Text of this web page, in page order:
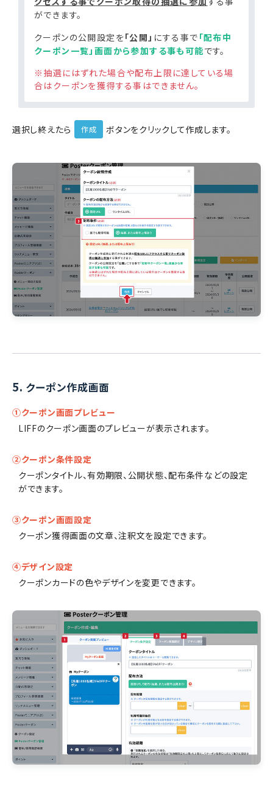
ができます。
クーポンの公開設定を「公開」 にする事で 「配布中
クーポン一覧」画面から参加する事も可能です。
※抽選にはずれた場合や配布上限に達している場
合はクーポンを獲得する事はできません。
選択し終えたら 作成 ボタンをクリックして作成します。
5. クーポン作成画面
①クーポン画面プレビュー
LIFFのクーポン画面のプレビューが表示されます。
②クーポン条件設定
クーポンタイトル、有効期限、公開状態、配布条件などの設定
ができます。
③クーポン画面設定
クーポン獲得画面の文章、注釈文を設定できます。
④デザイン設定
クーポンカードの色やデザインを変更できます。